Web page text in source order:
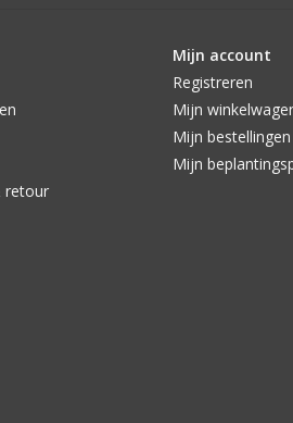
retour
Mijn account
Registreren
Mijn
Mijn bestellingen
Mijn